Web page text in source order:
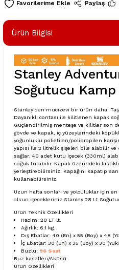
Paylaş
Ürün Bilgisi
Stanley
Soğutucu
Stanley'den mucizevi bir ürün daha.
Dayanıklı contası ile kilitlenen kapak
Güçlendirilmiş menteşe ve kilitler son
gövde ve kapak, iç yüzeylerindeki
yoğunluklu polietilen/polipropilen
yapısı ile 2 litrelik şişeleri bile alabilir ve
sağlar. 40 adet kutu içecek (330ml)
soğuk tutabilir. Kapak üzerindeki
yerleştirebilirsiniz. Kapağını kapatıp
kullanabilirsiniz.
Uzun hafta sonları ve yolculuklar için
olsun içecekleriniz Stanley 28 Lt
Ürün Teknik Özellikleri
Hacim: 28 LT lt.
Ağırlık: 6.1 kg.
Dış Ebatlar: 40 (En) x 55 (Boy) x 48
İç Ebatlar: 30 (En) x 35 (Boy) x 30
Buzlu: 96 Saat
Buz kasetleri/Aküsü
Ürün Özellikleri